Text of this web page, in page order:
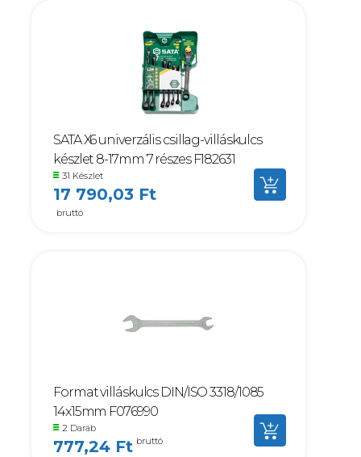
SATA X6 univerzális csillag-villáskulcs
készlet 8-17mm 7 részes F182631
31 Készlet
17 790,03 Ft
bruttó
Format villáskulcs DIN/ISO 3318/1085
14x15mm F076990
2 Darab
777,24 Ft bruttó